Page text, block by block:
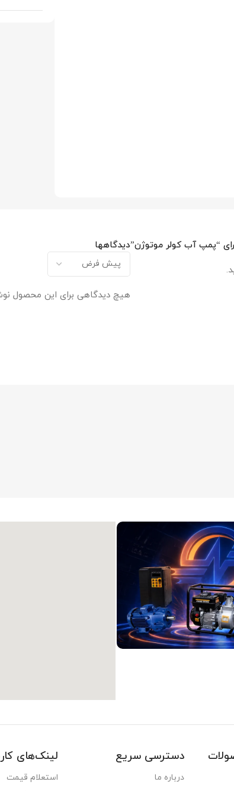
دیدگاهها
هیچ دیدگاهی برای این محصول
“پمپ آب کولر موتوژن”
دسترسی سریع
درباره ما
لینک‌های
استعلام قیمت